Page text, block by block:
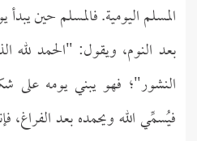
المسلم اليومية. فالمسلم حين يبدأ
بعد النوم، ويقول: "الحمد لله
النشور"؛ فهو يبني يومه على
فيُسمِّي الله ويحمده بعد الفراغ،